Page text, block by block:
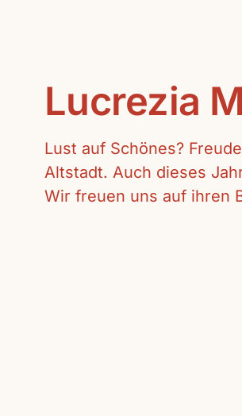
Lucrezia
Lust auf Schönes?
Altstadt. Auch dieses
Wir freuen uns auf ihren